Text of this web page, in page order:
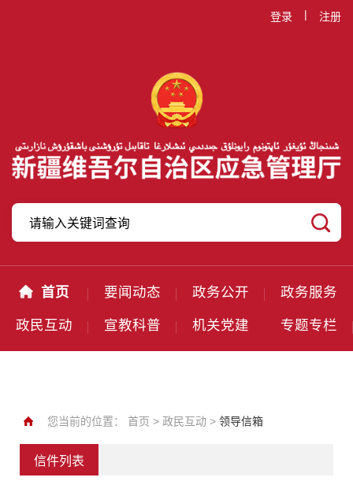
登录 | 注册
首页 要闻动态 政务公开 政务服务
政民互动 宣教科普 机关党建 专题专栏
您当前的位置： 首页 > 政民互动 > 领导信箱
信件列表